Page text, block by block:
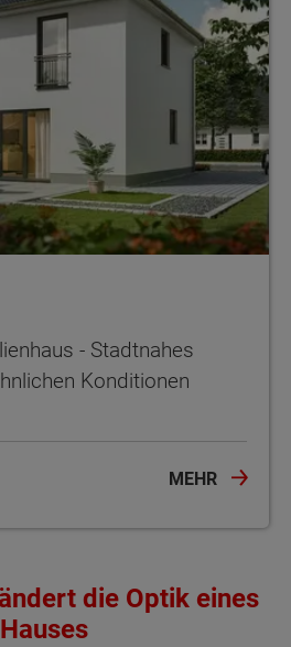
- Stadtnahes
Konditionen
MEHR
die Optik eines
Hauses